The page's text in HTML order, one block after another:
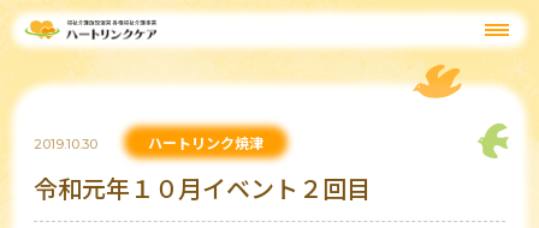
2019.10.30 ハートリンク焼津
令和元年１０月イベント２回目